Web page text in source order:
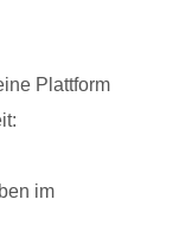
Plattform
im